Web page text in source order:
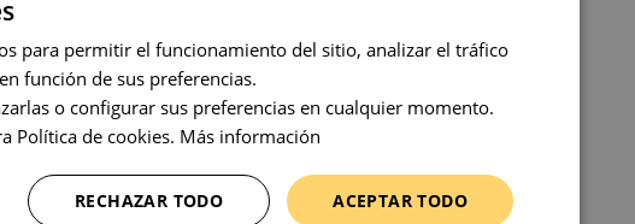
para permitir el funcionamiento del sitio, analizar el tráfico
función de sus preferencias.
o configurar sus preferencias en cualquier momento.
Política de cookies. Más información
ACEPTAR TODO
RECHAZAR TODO